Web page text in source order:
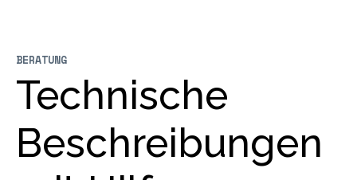
Technische
Beschreibungen
BERATUNG